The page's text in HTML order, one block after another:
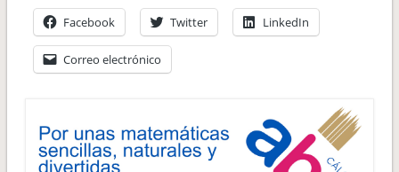
Facebook Twitter LinkedIn
Correo electrónico